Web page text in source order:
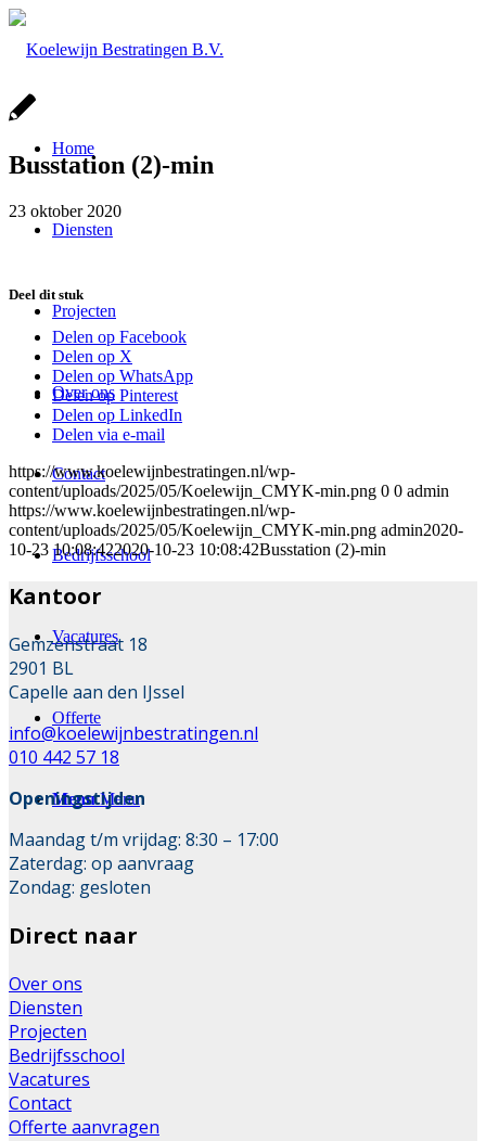
Home
Diensten
Projecten
Over ons
Contact
Bedrijfsschool
Vacatures
Offerte
Menu Menu
Busstation (2)-min
23 oktober 2020
Deel dit stuk
Delen op Facebook
Delen op X
Delen op WhatsApp
Delen op Pinterest
Delen op LinkedIn
Delen via e-mail
https://www.koelewijnbestratingen.nl/wp-
content/uploads/2025/05/Koelewijn_CMYK-min.png 0 0 admin
https://www.koelewijnbestratingen.nl/wp-
content/uploads/2025/05/Koelewijn_CMYK-min.png admin2020-
10-23 10:08:422020-10-23 10:08:42Busstation (2)-min
Kantoor
Gemzenstraat 18
2901 BL
Capelle aan den IJssel
info@koelewijnbestratingen.nl
010 442 57 18
Openingstijden
Maandag t/m vrijdag: 8:30 – 17:00
Zaterdag: op aanvraag
Zondag: gesloten
Direct naar
Over ons
Diensten
Projecten
Bedrijfsschool
Vacatures
Contact
Offerte aanvragen